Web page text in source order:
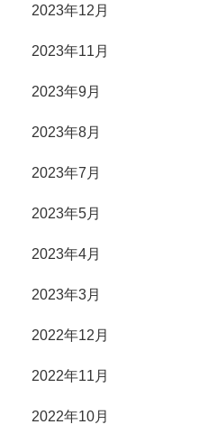
2023年12月
2023年11月
2023年9月
2023年8月
2023年7月
2023年5月
2023年4月
2023年3月
2022年12月
2022年11月
2022年10月